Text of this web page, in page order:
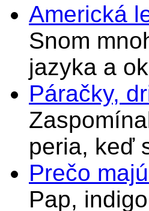
Americká
Snom
jazyka a
Páračky,
peria, keď
Prečo
Pap,